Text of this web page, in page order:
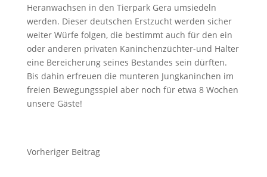
Heranwachsen in den Tierpark Gera umsiedeln
werden. Dieser deutschen Erstzucht werden sicher
weiter Würfe folgen, die bestimmt auch für den ein
oder anderen privaten Kaninchenzüchter-und Halter
eine Bereicherung seines Bestandes sein dürften.
Bis dahin erfreuen die munteren Jungkaninchen im
freien Bewegungsspiel aber noch für etwa 8 Wochen
unsere Gäste!
Vorheriger Beitrag